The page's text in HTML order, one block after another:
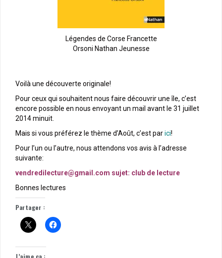
Légendes de Corse Francette
Orsoni Nathan Jeunesse
Voilà une découverte originale!
Pour ceux qui souhaitent nous faire découvrir une île, c’est
encore possible en nous envoyant un mail avant le 31 juillet
2014 minuit.
Mais si vous préférez le thème d’Août, c’est parici!
Pour l’un ou l’autre, nous attendons vos avis à l’adresse
suivante:
vendredilecture@gmail.com sujet: club de lecture
Bonnes lectures
Partager :